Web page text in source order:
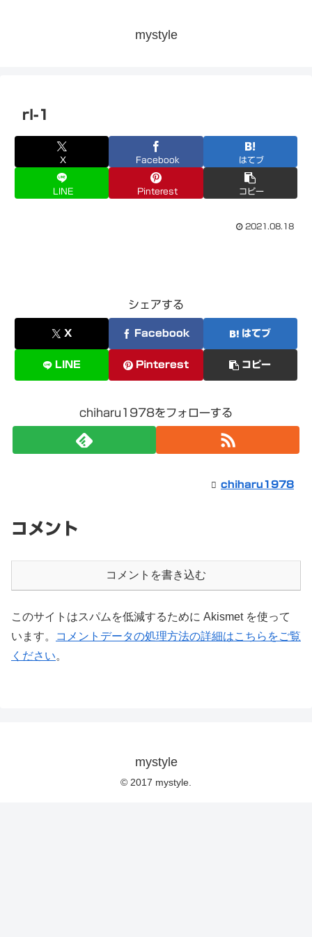
mystyle
rl-1
X Facebook はてブ
LINE Pinterest コピー
2021.08.18
シェアする
X Facebook はてブ
LINE Pinterest コピー
chiharu1978をフォローする
chiharu1978
コメント
コメントを書き込む
このサイトはスパムを低減するために Akismet を使って
います。
コメントデータの処理方法の詳細はこちらをご覧
ください。
mystyle
© 2017 mystyle.